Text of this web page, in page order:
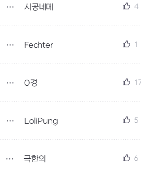
시공네메 4
Fechter 1
0경
LoliPung 5
극한의 6